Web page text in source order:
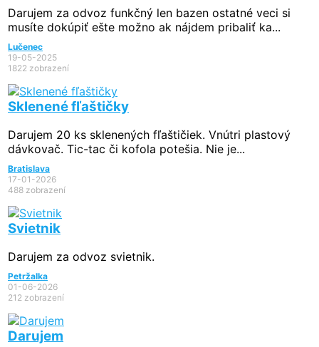
Darujem za odvoz funkčný len bazen ostatné veci si
musíte dokúpiť ešte možno ak nájdem pribaliť ka...
Lučenec
19-05-2025
1822 zobrazení
Sklenené fľaštičky
Darujem 20 ks sklenených fľaštičiek. Vnútri plastový
dávkovač. Tic-tac či kofola potešia. Nie je...
Bratislava
17-01-2026
488 zobrazení
Svietnik
Darujem za odvoz svietnik.
Petržalka
01-06-2026
212 zobrazení
Darujem